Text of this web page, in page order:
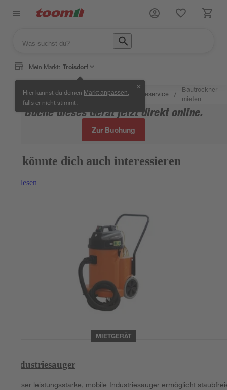
Mein Markt: Troisdorf
Hier kannst du deinen Markt anpassen
falls er nicht stimmt.
✕
Wissen &
Service
/
toom
Service
/ Mietgeräteservice /
Bautrockner
mieten
Buche dieses Gerät jetzt direkt online.
Zur Buchung
Das könnte dich auch interessieren
Weiterlesen
MIETGERÄT
Industriesauger
Dieser leistungsstarke, mobile Industriesauger ermöglicht